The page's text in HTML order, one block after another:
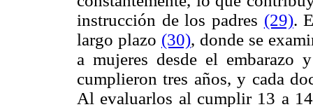
instrucción de los padres (29).
largo plazo (30), donde se
a mujeres desde el embarazo
cumplieron tres años, y cada
Al evaluarlos al cumplir 13 a